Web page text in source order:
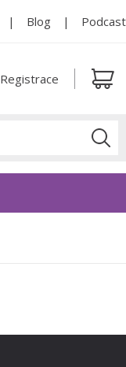
Blog Podcast
Registrace